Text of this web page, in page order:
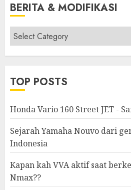
BERITA & MODIFIKASI
Berita
&
Modifikasi
TOP POSTS
Honda Vario 160 Street JET -
Sejarah Yamaha Nouvo dari
Indonesia
Kapan kah VVA aktif saat
Nmax??